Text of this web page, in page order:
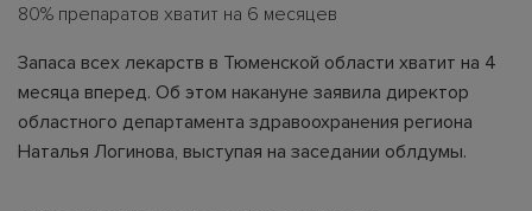
80% препаратов хватит на 6 месяцев
Запаса всех лекарств в Тюменской области хватит на 4
месяца вперед. Об этом накануне заявила директор
областного департамента здравоохранения региона
Наталья Логинова, выступая на заседании облдумы.